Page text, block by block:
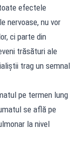
efectele
nervoase, nu vor
ci parte din
trăsături ale
trag un semnal
pe termen lung
se află pe
la nivel